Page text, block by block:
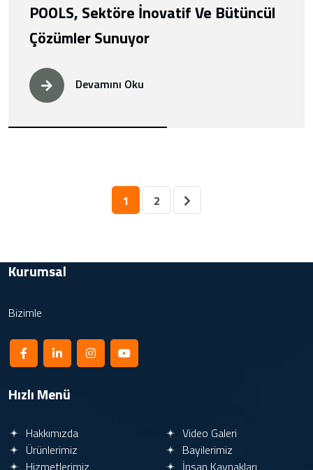
POOLS, Sektöre İnovatif Ve Bütüncül
Çözümler Sunuyor
Devamını Oku
1 2
Kurumsal
Bizimle
Hızlı Menü
Hakkımızda
Ürünlerimiz
Hizmetlerimiz
Video Galeri
Bayilerimiz
İnsan Kaynakları